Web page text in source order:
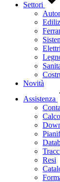
Settori
Novità
Assistenza
Resi